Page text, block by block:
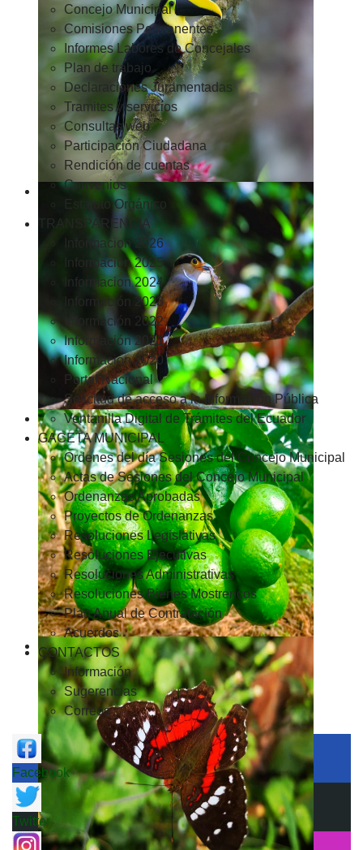
Concejo Municipal
Comisiones Permanentes
Informes Labores de Concejales
Plan de trabajo
Declaraciones Juramentadas
Tramites y servicios
Consultas web
Participación Ciudadana
Rendición de cuentas
Convenios
Estatuto Orgánico
TRANSPARENCIA
Informacion 2026
Informacion 2025
Informacion 2024
Información 2023
Información 2022
Información 2021
Información 2020
Portal Nacional
Solicitud de acceso a la Información Pública
Ventanilla Digital de Trámites del Ecuador
GACETA MUNICIPAL
Ordenes del día Sesiones del Concejo Municipal
Actas de Sesiones del Concejo Municipal
Ordenanzas Aprobadas
Proyectos de Ordenanzas
Resoluciones Legislativas
Resoluciones Ejecutivas
Resoluciones Administrativas
Resoluciones Bienes Mostrencos
Plan Anual de Contratación
Acuerdos
CONTACTOS
Información
Sugerencias
Correos
Facebook
Twitter